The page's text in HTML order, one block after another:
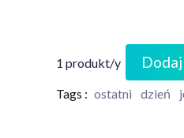
1 produkt/y
Tags : ostatni dzień